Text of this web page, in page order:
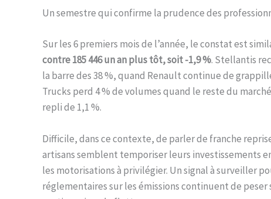
Un semestre qui confirme la prudence des
Sur les 6 premiers mois de l’année, le constat est
contre 185 446 un an plus tôt, soit -1,9 %. Stellantis
la barre des 38 %, quand Renault continue de
Trucks perd 4 % de volumes quand le reste du
repli de 1,1 %.
Difficile, dans ce contexte, de parler de franche
artisans semblent temporiser leurs
les motorisations à privilégier. Un signal à surveiller
réglementaires sur les émissions continuent de